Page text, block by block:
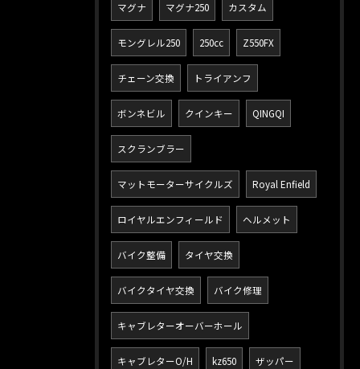
マグナ マグナ250 カスタム
モングレル250 250cc Z550FX
チェーン交換 トライアンフ
ボンネビル クインキー QINGQI
スクランブラー
マットモーターサイクルズ Royal Enfield
ロイヤルエンフィールド ヘルメット
バイク整備 タイヤ交換
バイクタイヤ交換 バイク修理
キャブレターオーバーホール
キャブレターO/H kz650 ザッパー